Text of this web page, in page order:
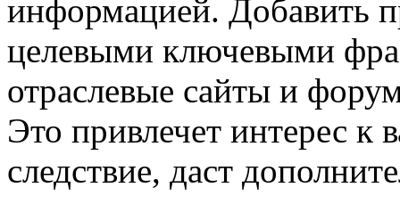
информацией. Добавить
целевыми ключевыми
отраслевые сайты и
Это привлечет интерес к
следствие, даст